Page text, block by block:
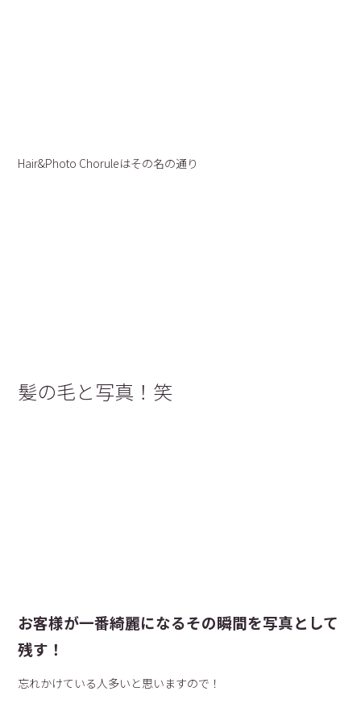
Hair&Photo Choruleはその名の通り
髪の毛と写真！笑
お客様が一番綺麗になるその瞬間を写真として
残す！
忘れかけている人多いと思いますので！